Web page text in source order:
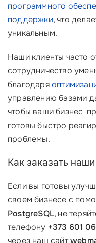
программного
поддержки, что
уникальным.
Наши клиенты часто
сотрудничество
благодаря
управлению базами
чтобы ваши бизнес-
готовы быстро
проблемы.
Как заказать
Если вы готовы
своем бизнесе с
PostgreSQL, не
телефону +373 601
через наш сайт